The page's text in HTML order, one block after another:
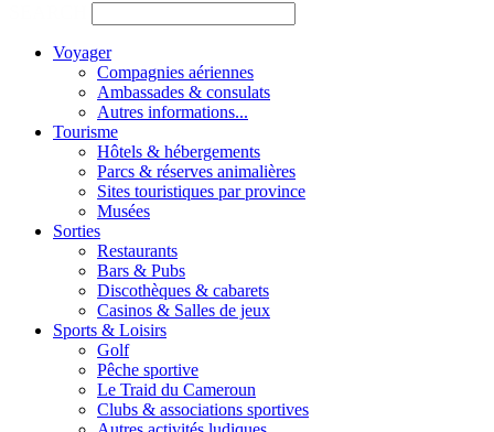
Voyager
Compagnies aériennes
Ambassades & consulats
Autres informations...
Tourisme
Hôtels & hébergements
Parcs & réserves animalières
Sites touristiques par province
Musées
Sorties
Restaurants
Bars & Pubs
Discothèques & cabarets
Casinos & Salles de jeux
Sports & Loisirs
Golf
Pêche sportive
Le Traid du Cameroun
Clubs & associations sportives